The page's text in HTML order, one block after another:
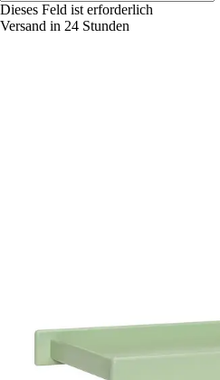
Dieses Feld ist erforderlich
Versand in 24 Stunden